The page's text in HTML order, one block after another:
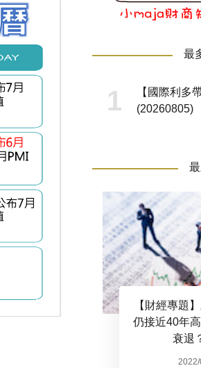
最
【國際利多
(20260805)
【財經專題
仍接近40年
衰退